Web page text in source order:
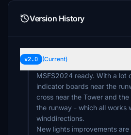
Version History
v2.0 (Current)
MSFS2024 ready. With a lot
indicator boards near the
cross near the Tower and
the runway - which all works
winddirections.
New lights improvements